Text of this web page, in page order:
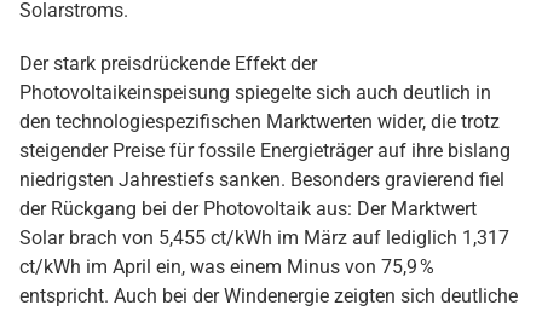
Solarstroms.
Der stark preisdrückende Effekt der
Photovoltaikeinspeisung spiegelte sich auch deutlich in
den technologiespezifischen Marktwerten wider, die trotz
steigender Preise für fossile Energieträger auf ihre bislang
niedrigsten Jahrestiefs sanken. Besonders gravierend fiel
der Rückgang bei der Photovoltaik aus: Der Marktwert
Solar brach von 5,455 ct/kWh im März auf lediglich 1,317
ct/kWh im April ein, was einem Minus von 75,9 %
entspricht. Auch bei der Windenergie zeigten sich deutliche